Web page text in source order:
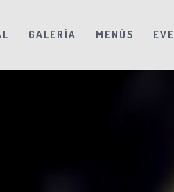
GALERÍA MENÚS